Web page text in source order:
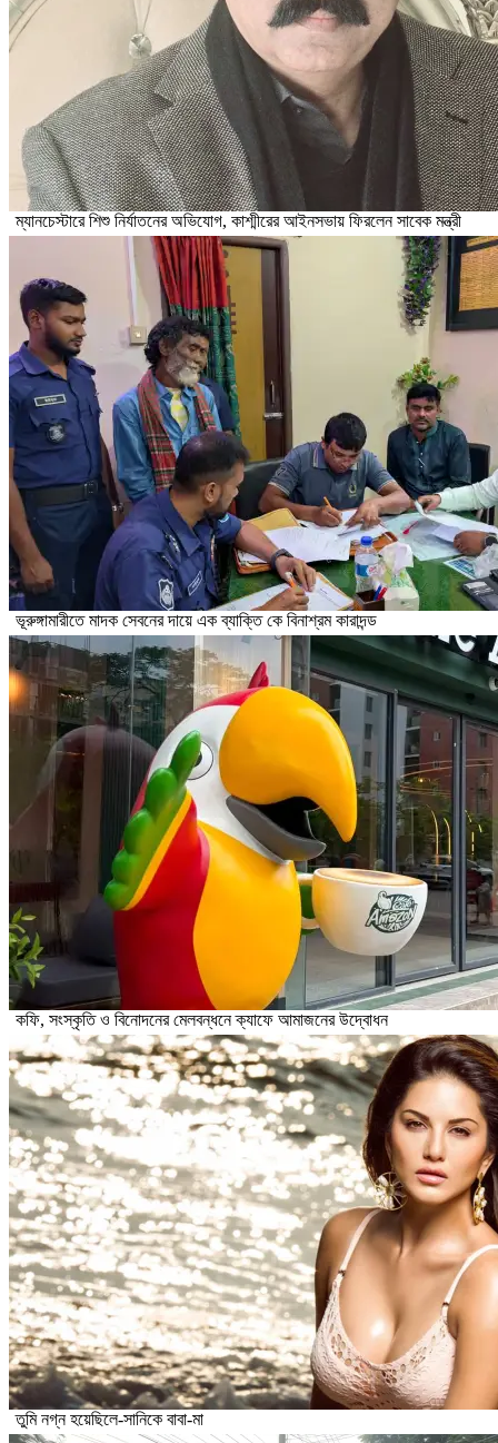
ম্যানচেস্টারে শিশু নির্যাতনের অভিযোগ, কাশ্মীরের আইনসভায় ফিরলেন সাবেক মন্ত্রী
ভূরুঙ্গামারীতে মাদক সেবনের দায়ে এক ব্যাক্তি কে বিনাশ্রম কারাদন্ড
কফি, সংস্কৃতি ও বিনোদনের মেলবন্ধনে ক্যাফে আমাজনের উদ্বোধন
তুমি নগ্ন হয়েছিলে-সানিকে বাবা-মা